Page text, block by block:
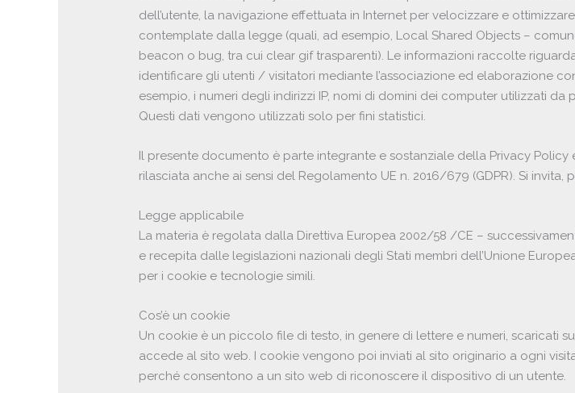
dell’utente, la navigazione effettuata in Internet per velocizzare e
contemplate dalla legge (quali, ad esempio, Local Shared Objects –
beacon o bug, tra cui clear gif trasparenti). Le informazioni raccolte
identificare gli utenti / visitatori mediante l’associazione ed elaborazione
esempio, i numeri degli indirizzi IP, nomi di domini dei computer utilizzati
Questi dati vengono utilizzati solo per fini statistici.
Il presente documento è parte integrante e sostanziale della Privacy
rilasciata anche ai sensi del Regolamento UE n. 2016/679 (GDPR). Si
Legge applicabile
La materia è regolata dalla Direttiva Europea 2002/58 /CE –
e recepita dalle legislazioni nazionali degli Stati membri dell’Unione
per i cookie e tecnologie simili.
Cos’è un cookie
Un cookie è un piccolo file di testo, in genere di lettere e numeri, scaricati
accede al sito web. I cookie vengono poi inviati al sito originario a ogni
perché consentono a un sito web di riconoscere il dispositivo di un utente.